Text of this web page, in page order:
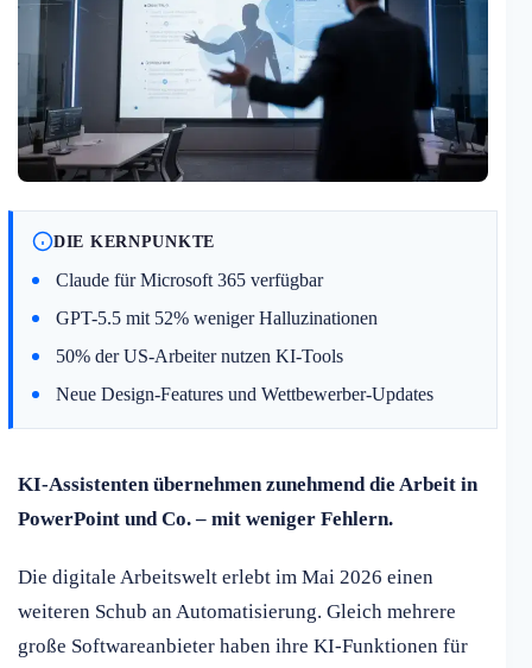
DIE KERNPUNKTE
Claude für Microsoft 365 verfügbar
GPT-5.5 mit 52% weniger Halluzinationen
50% der US-Arbeiter nutzen KI-Tools
Neue Design-Features und Wettbewerber-Updates
KI-Assistenten übernehmen zunehmend die Arbeit in
PowerPoint und Co. – mit weniger Fehlern.
Die digitale Arbeitswelt erlebt im Mai 2026 einen
weiteren Schub an Automatisierung. Gleich mehrere
große Softwareanbieter haben ihre KI-Funktionen für